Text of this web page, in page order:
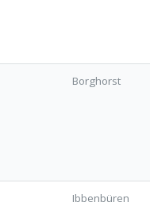
Borghorst
Ibbenbüren